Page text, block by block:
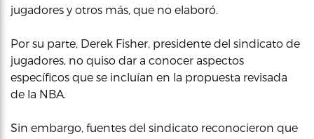
jugadores y otros más, que no elaboró.
Por su parte, Derek Fisher, presidente del sindicato de
jugadores, no quiso dar a conocer aspectos
específicos que se incluían en la propuesta revisada
de la NBA.
Sin embargo, fuentes del sindicato reconocieron que